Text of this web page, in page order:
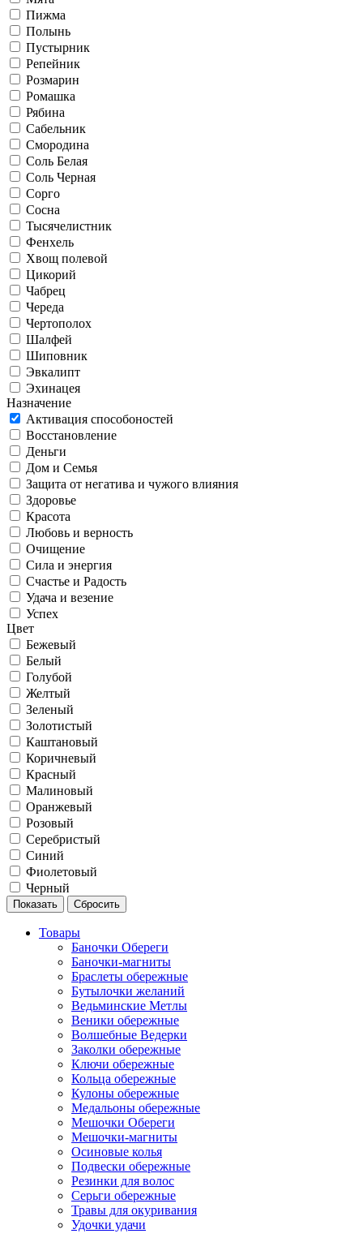
Пижма
Полынь
Пустырник
Репейник
Розмарин
Ромашка
Рябина
Сабельник
Смородина
Соль Белая
Соль Черная
Сорго
Сосна
Тысячелистник
Фенхель
Хвощ полевой
Цикорий
Чабрец
Череда
Чертополох
Шалфей
Шиповник
Эвкалипт
Эхинацея
Назначение
Активация способоностей
Восстановление
Деньги
Дом и Семья
Защита от негатива и чужого влияния
Здоровье
Красота
Любовь и верность
Очищение
Сила и энергия
Счастье и Радость
Удача и везение
Успех
Цвет
Бежевый
Белый
Голубой
Желтый
Зеленый
Золотистый
Каштановый
Коричневый
Красный
Малиновый
Оранжевый
Розовый
Серебристый
Синий
Фиолетовый
Черный
Товары
Баночки Обереги
Баночки-магниты
Браслеты обережные
Бутылочки желаний
Ведьминские Метлы
Веники обережные
Волшебные Ведерки
Заколки обережные
Ключи обережные
Кольца обережные
Кулоны обережные
Медальоны обережные
Мешочки Обереги
Мешочки-магниты
Осиновые колья
Подвески обережные
Резинки для волос
Серьги обережные
Травы для окуривания
Удочки удачи